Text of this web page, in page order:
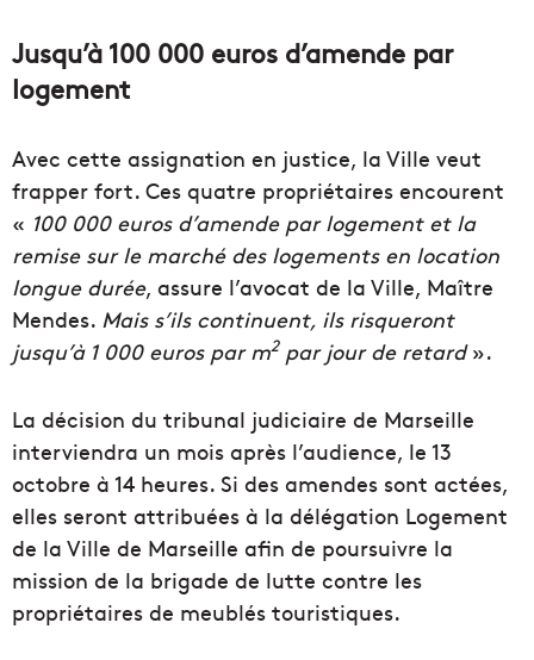
Jusqu’à 100 000 euros d’amende par
logement
Avec cette assignation en justice, la Ville veut
frapper fort. Ces quatre propriétaires encourent
« 100 000 euros d’amende par logement et la
remise sur le marché des logements en location
longue durée, assure l’avocat de la Ville, Maître
Mendes. Mais s’ils continuent, ils risqueront
jusqu’à 1 000 euros par m2par jour de retard».
La décision du tribunal judiciaire de Marseille
interviendra un mois après l’audience, le 13
octobre à 14 heures. Si des amendes sont actées,
elles seront attribuées à la délégation Logement
de la Ville de Marseille afin de poursuivre la
mission de la brigade de lutte contre les
propriétaires de meublés touristiques.